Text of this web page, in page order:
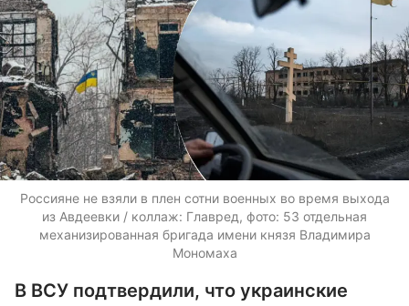
Россияне не взяли в плен сотни военных во время выхода
из Авдеевки / коллаж: Главред, фото: 53 отдельная
механизированная бригада имени князя Владимира
Мономаха
В ВСУ подтвердили, что украинские